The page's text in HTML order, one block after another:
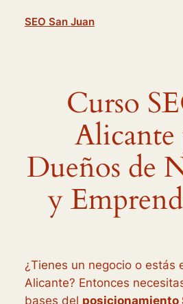
SEO San Juan
Curso
Alicante
Dueños de
y
¿Tienes un negocio o estás
Alicante? Entonces
bases del posicionamiento